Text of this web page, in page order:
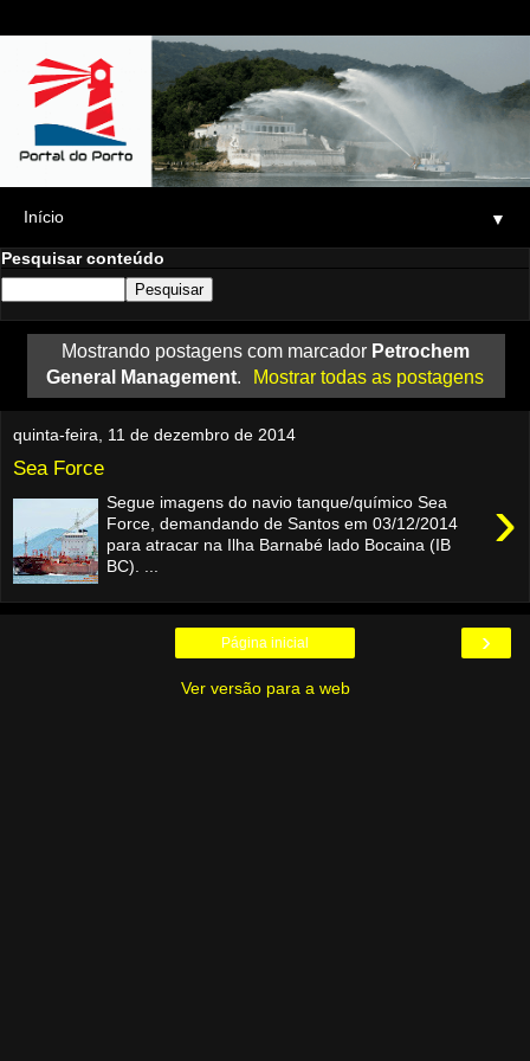
▼
Pesquisar conteúdo
Mostrando postagens com marcador Petrochem
General Management. Mostrar todas as postagens
quinta-feira, 11 de dezembro de 2014
Sea Force
›
Segue imagens do navio tanque/químico Sea
Force, demandando de Santos em 03/12/2014
para atracar na Ilha Barnabé lado Bocaina (IB
BC). ...
›
Página inicial
Ver versão para a web